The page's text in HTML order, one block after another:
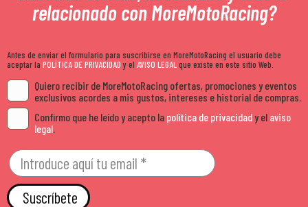
relacionado con MoreMotoRacing?
Antes de enviar el formulario para suscribirse en MoreMotoRacing el usuario debe
aceptar la POLÍTICA DE PRIVACIDADy el AVISO LEGALque existe en este sitio Web.
Quiero recibir de MoreMotoRacing ofertas, promociones y eventos
exclusivos acordes a mis gustos, intereses e historial de compras.
Confirmo que he leído y acepto la política de privacidady el aviso
legal
Suscríbete